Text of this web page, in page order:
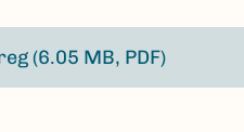
(6.05 MB, PDF)